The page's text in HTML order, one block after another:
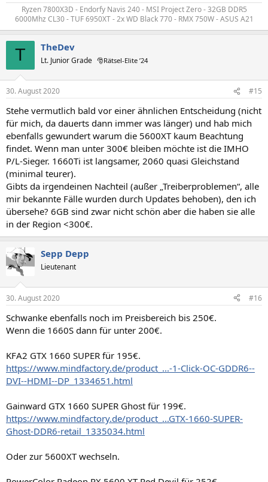
Ryzen 7800X3D - Endorfy Navis 240 - MSI Project Zero - 32GB DDR5
6000Mhz CL30 - TUF 6950XT - 2x WD Black 770 - RMX 750W - ASUS A21​
T TheDev
Lt. Junior Grade 🎅Rätsel-Elite ’24
30. August 2020 #15
Stehe vermutlich bald vor einer ähnlichen Entscheidung (nicht
für mich, da dauerts dann immer was länger) und hab mich
ebenfalls gewundert warum die 5600XT kaum Beachtung
findet. Wenn man unter 300€ bleiben möchte ist die IMHO
P/L-Sieger. 1660Ti ist langsamer, 2060 quasi Gleichstand
(minimal teurer).
Gibts da irgendeinen Nachteil (außer „Treiberproblemen“, alle
mir bekannte Fälle wurden durch Updates behoben), den ich
übersehe? 6GB sind zwar nicht schön aber die haben sie alle
in der Region <300€.
Sepp Depp
Lieutenant
30. August 2020 #16
Schwanke ebenfalls noch im Preisbereich bis 250€.
Wenn die 1660S dann für unter 200€.
KFA2 GTX 1660 SUPER für 195€.
https://www.mindfactory.de/product_...-1-Click-OC-GDDR6--
DVI--HDMI--DP_1334651.html
Gainward GTX 1660 SUPER Ghost für 199€.
https://www.mindfactory.de/product_...GTX-1660-SUPER-
Ghost-DDR6-retail_1335034.html
Oder zur 5600XT wechseln.